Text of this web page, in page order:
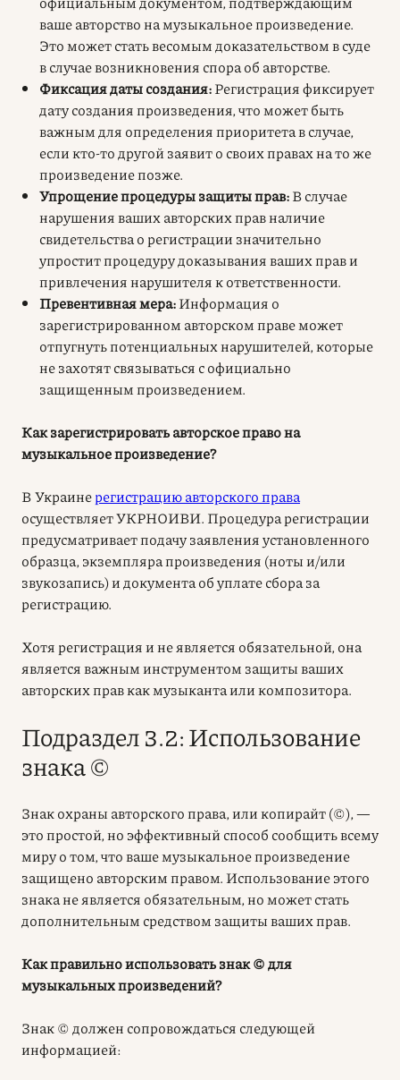
ваше авторство на музыкальное произведение.
Это может стать весомым доказательством в суде
в случае возникновения спора об авторстве.
Фиксация даты создания:Регистрация фиксирует
дату создания произведения, что может быть
важным для определения приоритета в случае,
если кто-то другой заявит о своих правах на то же
произведение позже.
Упрощение процедуры защиты прав:В случае
нарушения ваших авторских прав наличие
свидетельства о регистрации значительно
упростит процедуру доказывания ваших прав и
привлечения нарушителя к ответственности.
Превентивная мера:Информация о
зарегистрированном авторском праве может
отпугнуть потенциальных нарушителей, которые
не захотят связываться с официально
защищенным произведением.
Как зарегистрироватьавторское правона
музыкальное произведение?
В Украинерегистрацию авторского права
осуществляет УКРНОИВИ. Процедура регистрации
предусматривает подачу заявления установленного
образца, экземпляра произведения (ноты и/или
звукозапись) и документа об уплате сбора за
регистрацию.
Хотя регистрация и не является обязательной, она
является важным инструментом защиты ваших
авторских правкак музыканта или композитора.
Подраздел 3.2: Использование
знака ©
Знак охраны авторского права, или копирайт (©), —
это простой, но эффективный способ сообщить всему
миру о том, что ваше музыкальное произведение
защищено авторским правом. Использование этого
знака не является обязательным, но может стать
дополнительным средством защиты ваших прав.
Как правильно использовать знак © для
музыкальных произведений?
Знак © должен сопровождаться следующей
информацией: